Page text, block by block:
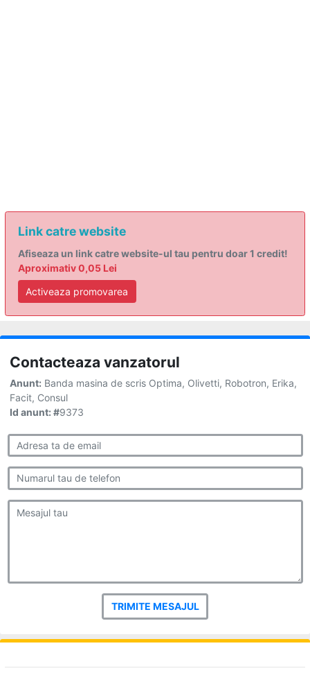
Link catre website
Afiseaza un link catre website-ul tau pentru doar 1 credit!
Aproximativ 0,05 Lei
Activeaza promovarea
Contacteaza vanzatorul
Anunt: Banda masina de scris Optima, Olivetti, Robotron, Erika,
Facit, Consul
Id anunt: #9373
TRIMITE MESAJUL